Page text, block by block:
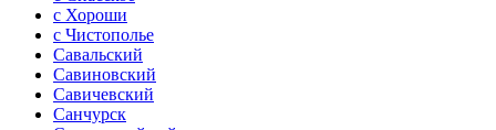
с Хороши
с Чистополье
Савальский
Савиновский
Савичевский
Санчурск